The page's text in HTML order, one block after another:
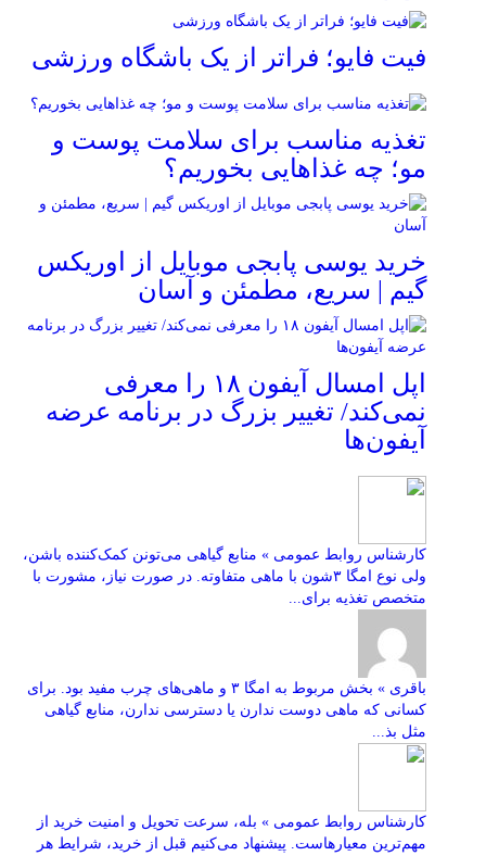
فیت ‌فایو؛ فراتر از یک باشگاه ورزشی
تغذیه مناسب برای سلامت پوست و
مو؛ چه غذاهایی بخوریم؟
خرید یوسی پابجی موبایل از اوریکس
گیم | سریع، مطمئن و آسان
اپل امسال آیفون ۱۸ را معرفی
نمی‌کند/ تغییر بزرگ در برنامه عرضه
آیفون‌ها
کارشناس روابط عمومی » منابع گیاهی می‌تونن کمک‌کننده باشن،
ولی نوع امگا ۳شون با ماهی متفاوته. در صورت نیاز، مشورت با
متخصص تغذیه برای...
باقری » بخش مربوط به امگا ۳ و ماهی‌های چرب مفید بود. برای
کسانی که ماهی دوست ندارن یا دسترسی ندارن، منابع گیاهی
مثل بذ...
کارشناس روابط عمومی » بله، سرعت تحویل و امنیت خرید از
مهم‌ترین معیارهاست. پیشنهاد می‌کنیم قبل از خرید، شرایط هر